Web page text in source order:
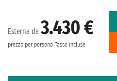
Esterna da3.430 €
prezzo per persona Tasse incluse